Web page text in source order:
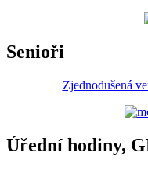
Senioři
Zjednodušená
Úřední hodiny,